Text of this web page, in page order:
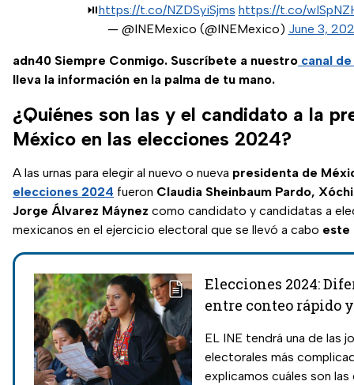
⏯️https://t.co/NZDSyiSjms https://t.co/
— @INEMexico (@INEMexico) June 3,
adn40 Siempre Conmigo. Suscríbete a nuestro canal
lleva la información en la palma de tu mano.
¿Quiénes son las y el candidato a la
México en las elecciones 2024?
A las urnas para elegir al nuevo o nueva presidenta de
elecciones 2024 fueron Claudia Sheinbaum Pardo,
Jorge Álvarez Máynez como candidato y candidatas a
mexicanos en el ejercicio electoral que se llevó a cabo este
Elecciones 2024:
entre conteo rápido y
resultados
EL INE tendrá una de las
electorales más
explicamos cuáles son